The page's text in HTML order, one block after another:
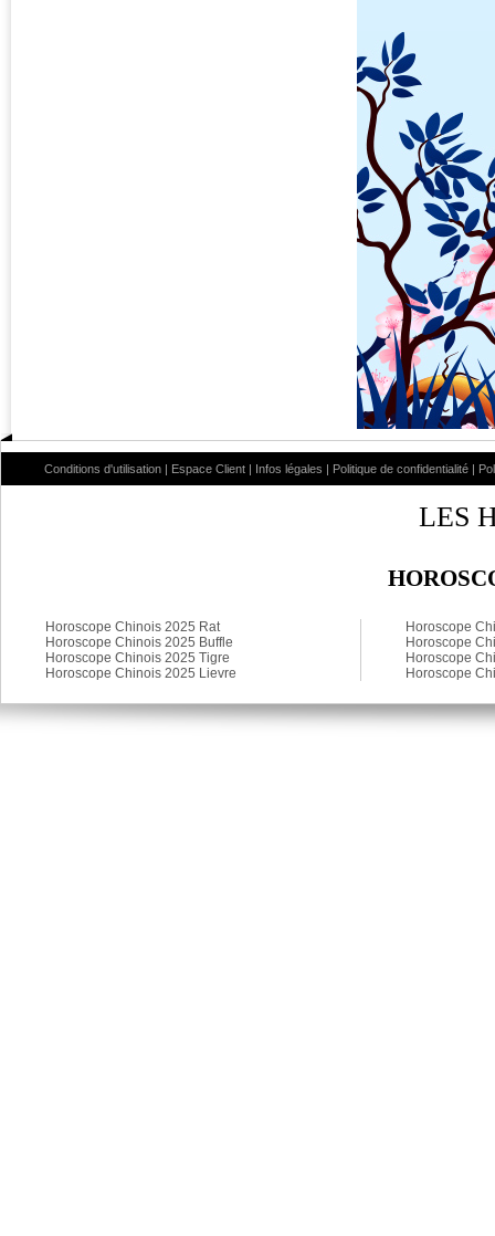
Conditions d'utilisation | Espace Client | Infos légales | Politique de confidentialité |
LES
Horoscope Chinois 2025 Rat
Horoscope Chinois 2025 Buffle
Horoscope Chinois 2025 Tigre
Horoscope Chinois 2025 Lievre
Horoscope
Horoscope
Horoscope
Horoscope